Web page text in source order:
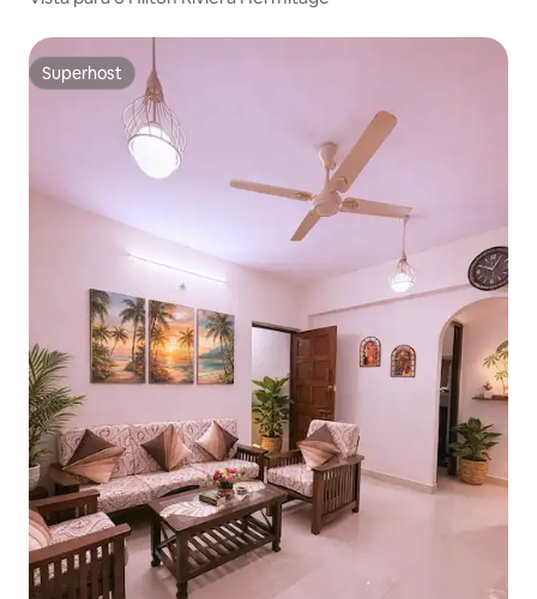
Superhost
Superhost